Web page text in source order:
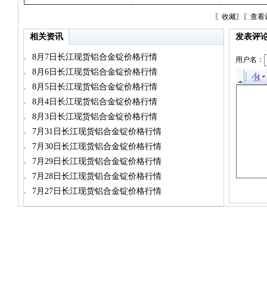
〖 收藏〗〖 查看
相关资讯
8月7日长江现货铝合金锭价格行情
8月6日长江现货铝合金锭价格行情
8月5日长江现货铝合金锭价格行情
8月4日长江现货铝合金锭价格行情
8月3日长江现货铝合金锭价格行情
7月31日长江现货铝合金锭价格行情
7月30日长江现货铝合金锭价格行情
7月29日长江现货铝合金锭价格行情
7月28日长江现货铝合金锭价格行情
7月27日长江现货铝合金锭价格行情
发表评
用户名：